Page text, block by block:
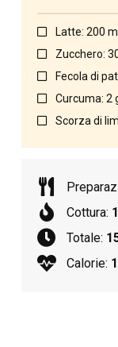
Latte: 200 ml
Zucchero:
Fecola di
Curcuma: 2
Scorza di
Cottura:
Totale:
Calorie: